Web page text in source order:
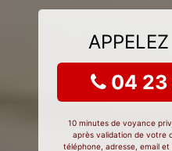
04 23
10 minutes de voyance
après validation de votre
téléphone, adresse, email